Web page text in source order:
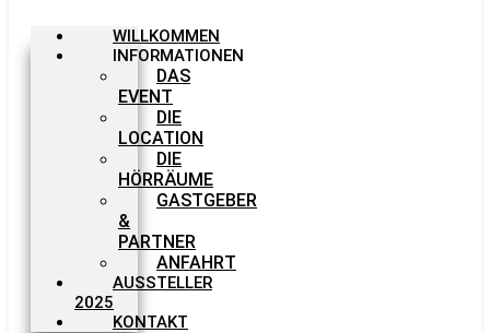
WILLKOMMEN
INFORMATIONEN
DAS
EVENT
DIE
LOCATION
DIE
HÖRRÄUME
GASTGEBER
&
PARTNER
ANFAHRT
AUSSTELLER
2025
KONTAKT